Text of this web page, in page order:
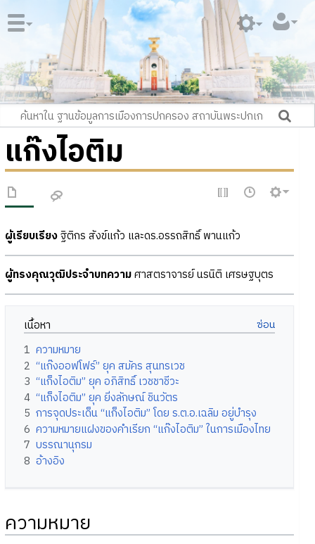
แก๊งไอติม
ผู้เรียบเรียงฐิติกร สังข์แก้ว และดร.อรรถสิทธิ์ พานแก้ว
ผู้ทรงคุณวุฒิประจำบทความศาสตราจารย์ นรนิติ เศรษฐบุตร
เนื้อหา
1 ความหมาย
2 “แก๊งออฟโฟร์” ยุค สมัคร สุนทรเวช
3 “แก็งไอติม” ยุค อภิสิทธิ์ เวชชาชีวะ
4 “แก็งไอติม” ยุค ยิ่งลักษณ์ ชินวัตร
5 การจุดประเด็น “แก็งไอติม” โดย ร.ต.อ.เฉลิม อยู่บำรุง
6 ความหมายแฝงของคำเรียก “แก๊งไอติม” ในการเมืองไทย
7 บรรณานุกรม
8 อ้างอิง
ความหมาย